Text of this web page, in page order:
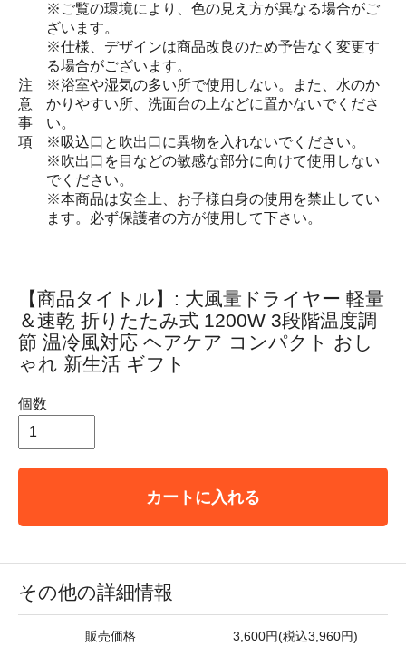
注
意
事
項
※ご覧の環境により、色の見え方が異なる場合がご
ざいます。
※仕様、デザインは商品改良のため予告なく変更す
る場合がございます。
※浴室や湿気の多い所で使用しない。また、水のか
かりやすい所、洗面台の上などに置かないでくださ
い。
※吸込口と吹出口に異物を入れないでください。
※吹出口を目などの敏感な部分に向けて使用しない
でください。
※本商品は安全上、お子様自身の使用を禁止してい
ます。必ず保護者の方が使用して下さい。
【商品タイトル】: 大風量ドライヤー 軽量
＆速乾 折りたたみ式 1200W 3段階温度調
節 温冷風対応 ヘアケア コンパクト おし
ゃれ 新生活 ギフト
個数
カートに入れる
その他の詳細情報
販売価格 3,600円(税込3,960円)